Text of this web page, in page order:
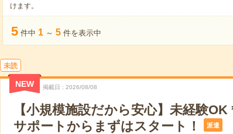
けます。
5 件中 1 ～ 5 件を表示中
未読
NEW 掲載日 2026/08/08
【小規模施設だから安心】未経験
サポートからまずはスタート！
派遣